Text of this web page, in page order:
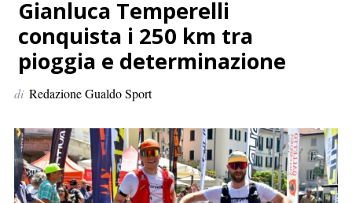
e
r
:
Gianluca Temperelli
conquista i 250 km tra
pioggia e determinazione
di Redazione Gualdo Sport